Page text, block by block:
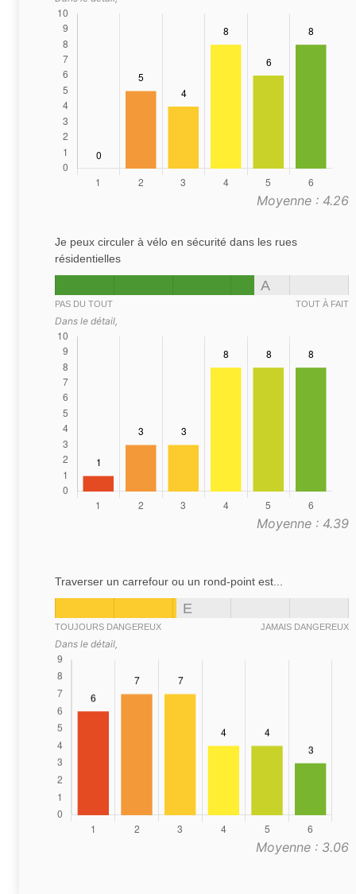
Moyenne : 4.26
Je peux circuler à vélo en sécurité dans les rues
résidentielles
A
PAS DU TOUT TOUT À FAIT
Dans le détail,
Moyenne : 4.39
Traverser un carrefour ou un rond-point est...
E
TOUJOURS DANGEREUX JAMAIS DANGEREUX
Dans le détail,
Moyenne : 3.06